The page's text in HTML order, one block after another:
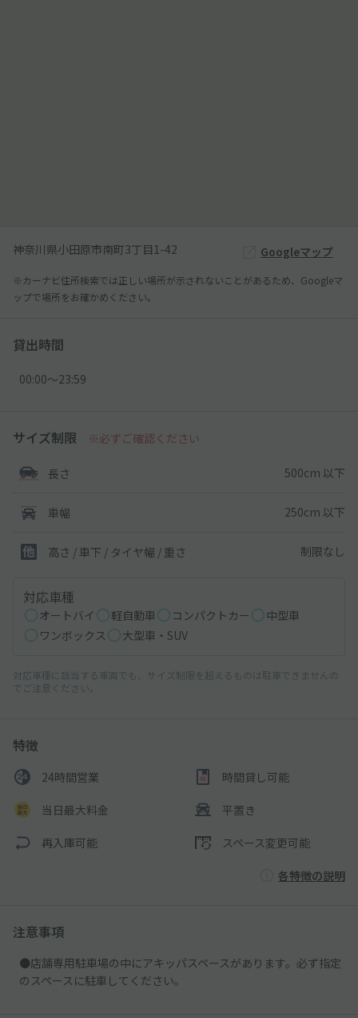
神奈川県小田原市南町3丁目1-42 Googleマップ
※カーナビ住所検索では正しい場所が示されないことがあるため、Googleマ
ップで場所をお確かめください。
貸出時間
00:00〜23:59
サイズ制限 ※必ずご確認ください
長さ 500cm 以下
車幅 250cm 以下
高さ / 車下 / タイヤ幅 / 重さ 制限なし
対応車種
オートバイ 軽自動車 コンパクトカー
中型車
ワンボックス
大型車・SUV
対応車種に該当する車両でも、サイズ制限を超えるものは駐車できませんの
でご注意ください。
特徴
24時間営業 時間貸し可能
当日最大料金 平置き
再入庫可能 スペース変更可能
各特徴の説明
注意事項
●店舗専用駐車場の中にアキッパスペースがあります。必ず指定
のスペースに駐車してください。